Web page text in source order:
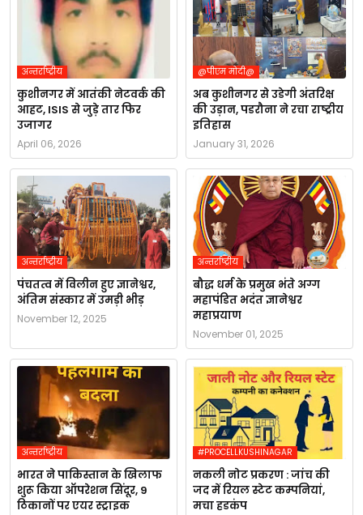
अन्तर्राष्ट्रीय
कुशीनगर में आतंकी नेटवर्क की
आहट, ISIS से जुड़े तार फिर
उजागर
April 06, 2026
@पीएम मोदी@
अब कुशीनगर से उडेगी अंतरिक्ष
की उड़ान, पडरौना ने रचा राष्ट्रीय
इतिहास
January 31, 2026
अन्तर्राष्ट्रीय
पंचतत्व में विलीन हुए ज्ञानेश्वर,
अंतिम संस्कार में उमड़ी भीड़
November 12, 2025
अन्तर्राष्ट्रीय
बौद्ध धर्म के प्रमुख भंते अग्ग
महापंडित भदंत ज्ञानेश्वर
महाप्रयाण
November 01, 2025
अन्तर्राष्ट्रीय
भारत ने पाकिस्तान के खिलाफ
शुरू किया ऑपरेशन सिंदूर, 9
ठिकानों पर एयर स्ट्राइक
#PROCELLKUSHINAGAR
नकली नोट प्रकरण : जांच की
जद में रियल स्टेट कम्पनियां,
मचा हडकंप